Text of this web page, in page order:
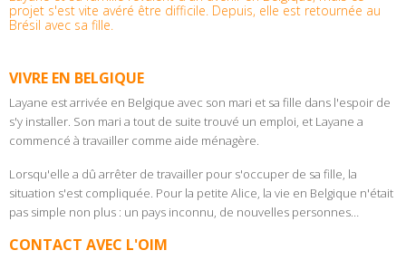
projet s'est vite avéré être difficile. Depuis, elle est retournée au
Brésil avec sa fille.
VIVRE EN BELGIQUE
Layane est arrivée en Belgique avec son mari et sa fille dans l'espoir de
s'y installer. Son mari a tout de suite trouvé un emploi, et Layane a
commencé à travailler comme aide ménagère.
Lorsqu'elle a dû arrêter de travailler pour s'occuper de sa fille, la
situation s'est compliquée. Pour la petite Alice, la vie en Belgique n'était
pas simple non plus : un pays inconnu, de nouvelles personnes…
CONTACT AVEC L'OIM